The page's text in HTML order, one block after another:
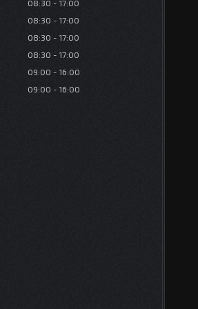
08:30
17:00
08:30
17:00
08:30
17:00
08:30
17:00
09:00
16:00
09:00 16:00